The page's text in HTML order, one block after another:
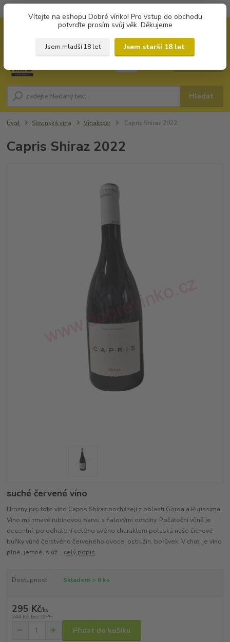
Vítejte na eshopu Dobré vínko! Pro vstup do obchodu
potvrďte prosím svůj věk. Děkujeme
Jsem mladší 18 let
Jsem starší 18 let
Hledat
Úvod Slovinská vína Vinakoper Capris Shiraz 2022
Capris Shiraz 2022
suché červené víno
Hrozny pro toto víno Capris Shiraz pocházejí z oblastí Gorda a Purissima.
Víno má tmavě rubínovou barvu s fialovými odstíny. Počáteční vůně je
decentní, po odhalení celého svého charakteru polaská naše čichové
buňky vůně čerstvého červeného ovoce, ostružin, borůvek. V chuti je víno
plné, jemné, s úž... celý popis
Dostupnost Skladem > 6 ks
295 Kč/ks
244 Kč bez DPH
Přidat do košíku